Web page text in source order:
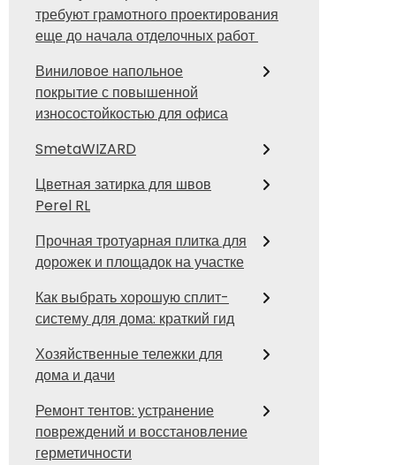
требуют грамотного проектирования
еще до начала отделочных работ
Виниловое напольное
покрытие с повышенной
износостойкостью для офиса
SmetaWIZARD
Цветная затирка для швов
Perel RL
Прочная тротуарная плитка для
дорожек и площадок на участке
Как выбрать хорошую сплит-
систему для дома: краткий гид
Хозяйственные тележки для
дома и дачи
Ремонт тентов: устранение
повреждений и восстановление
герметичности